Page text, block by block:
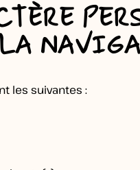
les suivantes :